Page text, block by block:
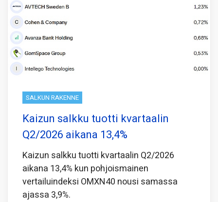
SALKUN RAKENNE
Kaizun salkku tuotti kvartaalin
Q2/2026 aikana 13,4%
Kaizun salkku tuotti kvartaalin Q2/2026
aikana 13,4% kun pohjoismainen
vertailuindeksi OMXN40 nousi samassa
ajassa 3,9%.